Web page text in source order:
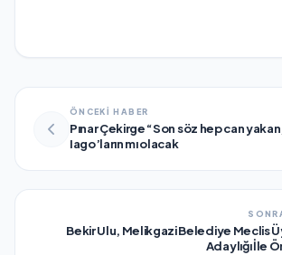
ÖNCEKİ HABER
Pınar Çekirge “Son söz hep can
Iago’ların mı olacak
Bekir Ulu, Melikgazi Belediye Meclis
Adaylığı İle